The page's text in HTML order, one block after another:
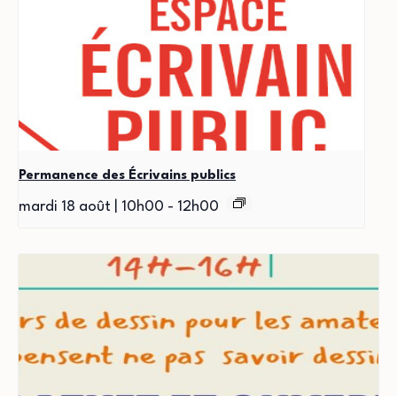
Permanence des Écrivains publics
mardi 18 août | 10h00 - 12h00